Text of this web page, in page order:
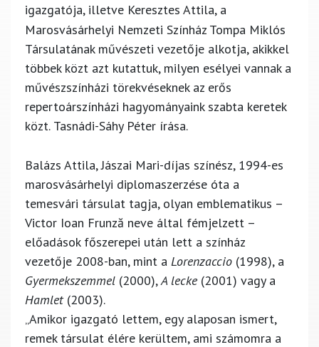
igazgatója, illetve Keresztes Attila, a
Marosvásárhelyi Nemzeti Színház Tompa Miklós
Társulatának művészeti vezetője alkotja, akikkel
többek közt azt kutattuk, milyen esélyei vannak a
művészszínházi törekvéseknek az erős
repertoárszínházi hagyományaink szabta keretek
közt. Tasnádi-Sáhy Péter írása.
Balázs Attila, Jászai Mari-díjas színész, 1994-es
marosvásárhelyi diplomaszerzése óta a
temesvári társulat tagja, olyan emblematikus –
Victor Ioan Frunză neve által fémjelzett –
előadások főszerepei után lett a színház
vezetője 2008-ban, mint a Lorenzaccio (1998), a
Gyermekszemmel (2000),A lecke (2001) vagy a
Hamlet (2003).
„Amikor igazgató lettem, egy alaposan ismert,
remek társulat élére kerültem, ami számomra a